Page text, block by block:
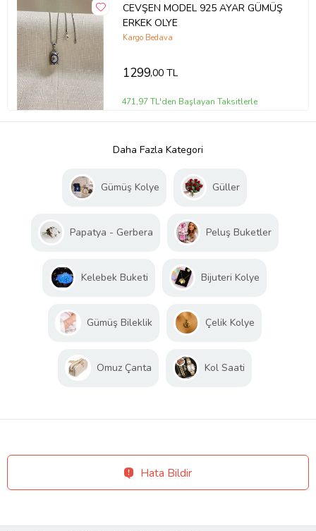
CEVŞEN MODEL 925 AYAR GÜMÜŞ
ERKEK OLYE
Kargo Bedava
1299,00 TL
471,97 TL'den Başlayan Taksitlerle
Daha Fazla Kategori
Gümüş Kolye Güller
Papatya - Gerbera Peluş Buketler
Kelebek Buketi Bijuteri Kolye
Gümüş Bileklik Çelik Kolye
Omuz Çanta Kol Saati
Hata Bildir